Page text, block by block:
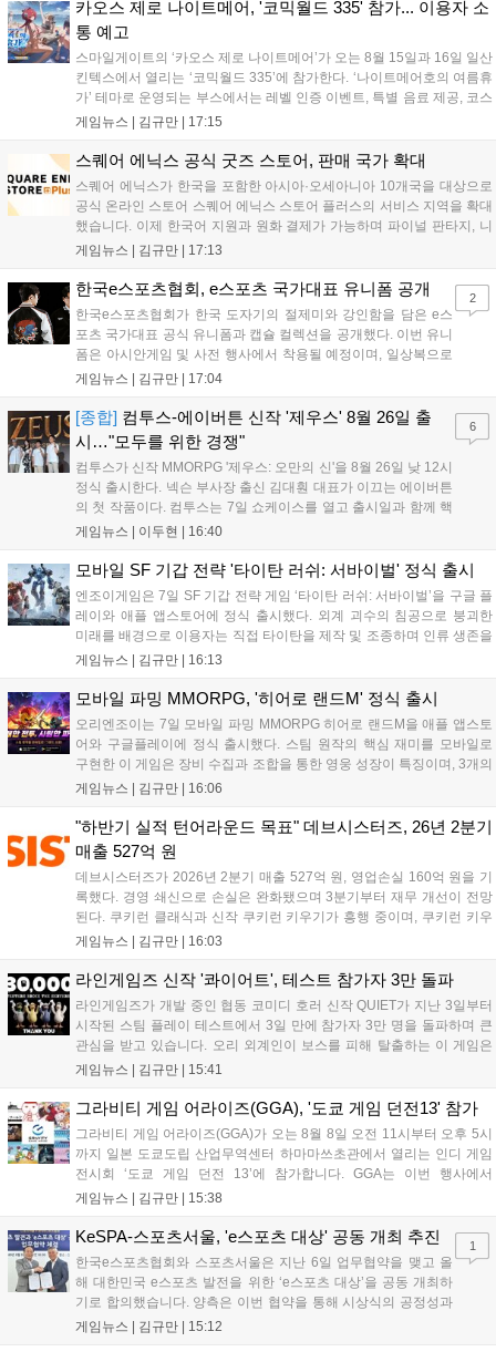
영상 및 대형 전광판에 소개될 예정입니다....
카오스 제로 나이트메어, '코믹월드 335' 참가... 이용자 소
통 예고
스마일게이트의 ‘카오스 제로 나이트메어’가 오는 8월 15일과 16일 일산
킨텍스에서 열리는 ‘코믹월드 335’에 참가한다. ‘나이트메어호의 여름휴
가’ 테마로 운영되는 부스에서는 레벨 인증 이벤트, 특별 음료 제공, 코스
프레 모델 포토존 등 다채로운 행사가 진행된다. 유명 코스어 7인이 캐릭
세한 정보는 공식 커뮤니티에서 확인 가능하다....
게임뉴스 | 김규만 | 17:15
스퀘어 에닉스 공식 굿즈 스토어, 판매 국가 확대
스퀘어 에닉스가 한국을 포함한 아시아·오세아니아 10개국을 대상으로
공식 온라인 스토어 스퀘어 에닉스 스토어 플러스의 서비스 지역을 확대
했습니다. 이제 한국어 지원과 원화 결제가 가능하며 파이널 판타지, 니
어 등 주요 게임의 피규어, 굿즈를 구매할 수 있습니다. 신상품이 순차적
용 가능합니다....
게임뉴스 | 김규만 | 17:13
한국e스포츠협회, e스포츠 국가대표 유니폼 공개
한국e스포츠협회가 한국 도자기의 절제미와 강인함을 담은 e스
포츠 국가대표 공식 유니폼과 캡슐 컬렉션을 공개했다. 이번 유니
폼은 아시안게임 및 사전 행사에서 착용될 예정이며, 일상복으로
구성된 컬렉션은 오는 8월 28일부터 골스튜디오 공식 홈페이지
서는 대회 규정에 따라 별도의 유니폼을 착용할 계획이다....
게임뉴스 | 김규만 | 17:04
2
[종합] 컴투스-에이버튼 신작 '제우스' 8월 26일 출
시…"모두를 위한 경쟁"
컴투스가 신작 MMORPG '제우스: 오만의 신'을 8월 26일 낮 12시
정식 출시한다. 넥슨 부사장 출신 김대훤 대표가 이끄는 에이버튼
의 첫 작품이다. 컴투스는 7일 쇼케이스를 열고 출시일과 함께 핵
심 콘텐츠, 유료화 정책, 운영 방향을 공개했다. 캐릭터명 선점은
의 오만으로 균열이...
게임뉴스 | 이두현 | 16:40
6
모바일 SF 기갑 전략 '타이탄 러쉬: 서바이벌' 정식 출시
엔조이게임은 7일 SF 기갑 전략 게임 ‘타이탄 러쉬: 서바이벌’을 구글 플
레이와 애플 앱스토어에 정식 출시했다. 외계 괴수의 침공으로 붕괴한
미래를 배경으로 이용자는 직접 타이탄을 제작 및 조종하며 인류 생존을
위한 전투를 펼친다. 지휘관 모집, 피난처 운영, 연맹 협동 콘텐츠가 특징
지원 보상을 제공한다. 상세 내용은 공식 커뮤니티에서 확인 가능하다....
게임뉴스 | 김규만 | 16:13
모바일 파밍 MMORPG, '히어로 랜드M' 정식 출시
오리엔조이는 7일 모바일 파밍 MMORPG 히어로 랜드M을 애플 앱스토
어와 구글플레이에 정식 출시했다. 스팀 원작의 핵심 재미를 모바일로
구현한 이 게임은 장비 수집과 조합을 통한 영웅 성장이 특징이며, 3개의
무기 스킬을 활용한 전략적 전투와 길드전 등 다양한 콘텐츠를 제공한
혜택을 지급하며, 상세 내용은 공식 라운지에서 확인할 수 있다. 이용자
는 게임 접속 및 주요 콘텐츠 플레이를 통해 성장을 지원받을 수 있다....
게임뉴스 | 김규만 | 16:06
"하반기 실적 턴어라운드 목표" 데브시스터즈, 26년 2분기
매출 527억 원
데브시스터즈가 2026년 2분기 매출 527억 원, 영업손실 160억 원을 기
록했다. 경영 쇄신으로 손실은 완화됐으며 3분기부터 재무 개선이 전망
된다. 쿠키런 클래식과 신작 쿠키런 키우기가 흥행 중이며, 쿠키런 키우
기는 13일 첫 업데이트를 시작으로 2주 간격의 콘텐츠를 제공한다. 또한
이다. 회사는 비용 효율화와 신작 흥행을 통해 하반기 실적 턴어라운드
게임뉴스 | 김규만 | 16:03
라인게임즈 신작 '콰이어트', 테스트 참가자 3만 돌파
라인게임즈가 개발 중인 협동 코미디 호러 신작 QUIET가 지난 3일부터
시작된 스팀 플레이 테스트에서 3일 만에 참가자 3만 명을 돌파하며 큰
관심을 받고 있습니다. 오리 외계인이 보스를 피해 탈출하는 이 게임은
최대 4인 협동을 지원하며, 소음 관리와 물리 법칙을 활용한 전략적 플레
을 개선 중이며, 상세 정보는 스팀 페이지에서 확인 가능합니다....
게임뉴스 | 김규만 | 15:41
그라비티 게임 어라이즈(GGA), '도쿄 게임 던전13' 참가
그라비티 게임 어라이즈(GGA)가 오는 8월 8일 오전 11시부터 오후 5시
까지 일본 도쿄도립 산업무역센터 하마마쓰초관에서 열리는 인디 게임
전시회 ‘도쿄 게임 던전 13’에 참가합니다. GGA는 이번 행사에서
‘JALECO ARCADE COLLECTION’ 시리즈의 미공개 작품 12종을 최초
입니다. 시연 참여 관람객에게는 선착순으로 특별 굿즈를 증정하며, 인
게임뉴스 | 김규만 | 15:38
KeSPA-스포츠서울, 'e스포츠 대상' 공동 개최 추진
한국e스포츠협회와 스포츠서울은 지난 6일 업무협약을 맺고 올
해 대한민국 e스포츠 발전을 위한 ‘e스포츠 대상’을 공동 개최하
기로 합의했습니다. 양측은 이번 협약을 통해 시상식의 공정성과
전문성을 강화하고 MZ세대를 겨냥한 미디어 영향력을 확대해 e
게임뉴스 | 김규만 | 15:12
1